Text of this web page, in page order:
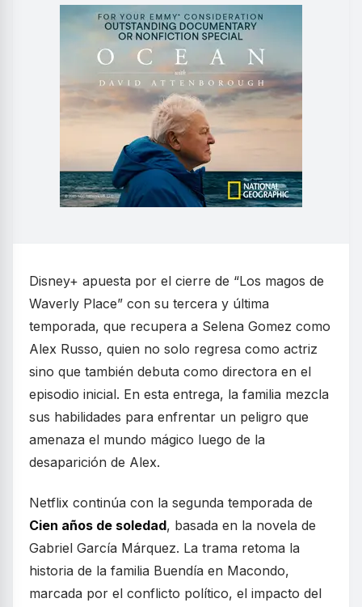
Disney+ apuesta por el cierre de “Los magos de
Waverly Place” con su tercera y última
temporada, que recupera a Selena Gomez como
Alex Russo, quien no solo regresa como actriz
sino que también debuta como directora en el
episodio inicial. En esta entrega, la familia mezcla
sus habilidades para enfrentar un peligro que
amenaza el mundo mágico luego de la
desaparición de Alex.
Netflix continúa con la segunda temporada de
Cien años de soledad, basada en la novela de
Gabriel García Márquez. La trama retoma la
historia de la familia Buendía en Macondo,
marcada por el conflicto político, el impacto del